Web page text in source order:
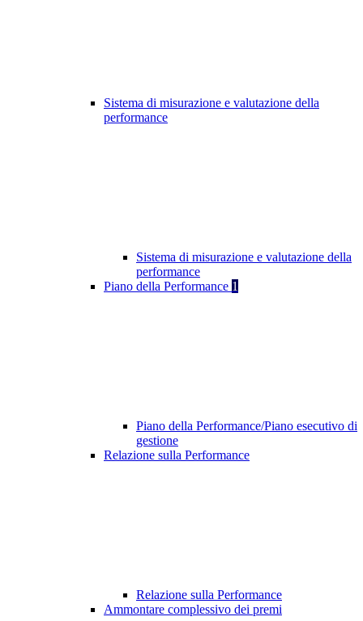
Sistema di misurazione e valutazione della
performance
Sistema di misurazione e valutazione della
performance
Piano della Performance 1
Piano della Performance/Piano esecutivo di
gestione
Relazione sulla Performance
Relazione sulla Performance
Ammontare complessivo dei premi